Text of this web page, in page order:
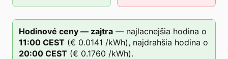
Hodinové ceny — zajtra — najlacnejšia hodina o
11:00 CEST (€ 0.0141 /kWh), najdrahšia hodina o
20:00 CEST (€ 0.1760 /kWh).